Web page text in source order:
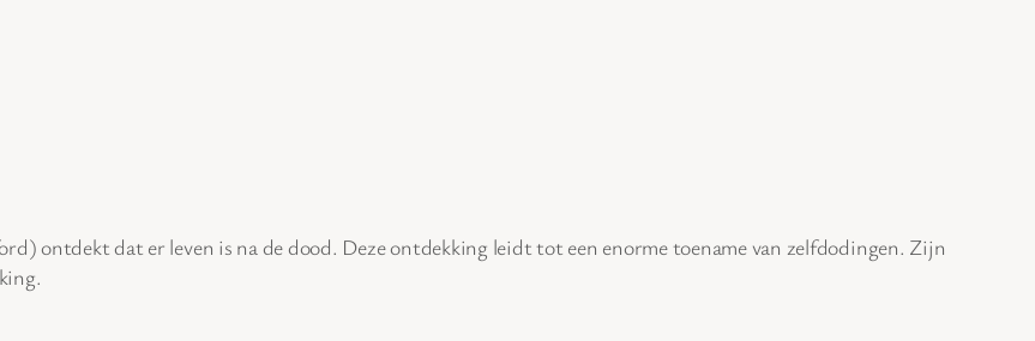
ontdekt dat er leven is na de dood. Deze ontdekking leidt tot een enorme toename van zelfdodingen. Zijn